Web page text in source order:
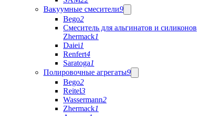
Вакуумные смесители9
Bego2
Cмеситель для альгинатов и силиконов
Zhermack1
Daiei1
Renfert4
Saratoga1
Полировочные агрегаты9
Bego2
Reitel3
Wassermann2
Zhermack1